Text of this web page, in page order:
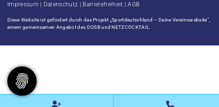
Impressum
Datenschutz Barrierefreiheit |AGB
Diese Website ist gefördert durch das Projekt „Sportdeutschland – Deine Vereinswebsite”,
einem gemeinsamen Angebot des DOSB und NETZCOCKTAIL.